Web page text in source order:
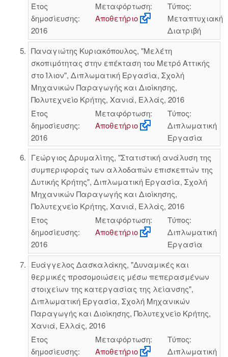
Έτος
δημοσίευσης:
2016
Μεταφόρτωση:
Αποθετήριο
Τύπος:
Μεταπτυχιακή
Διατριβή
Παναγιώτης Κυριακόπουλος, "Μελέτη
σκοπιμότητας στην επέκταση του Μετρό Αττικής
στο Ίλιον", Διπλωματική Εργασία, Σχολή
Μηχανικών Παραγωγής και Διοίκησης,
Πολυτεχνείο Κρήτης, Χανιά, Ελλάς, 2016
Έτος
δημοσίευσης:
2016
Μεταφόρτωση:
Αποθετήριο
Τύπος:
Διπλωματική
Εργασία
Γεώργιος Δρυμαλίτης, "Στατιστική ανάλυση της
συμπεριφοράς των αλλοδαπών επισκεπτών της
Δυτικής Κρήτης", Διπλωματική Εργασία, Σχολή
Μηχανικών Παραγωγής και Διοίκησης,
Πολυτεχνείο Κρήτης, Χανιά, Ελλάς, 2016
Έτος
δημοσίευσης:
2016
Μεταφόρτωση:
Αποθετήριο
Τύπος:
Διπλωματική
Εργασία
Ευάγγελος Δασκαλάκης, "Δυναμικές και
θερμικές προσομοιώσεις μέσω πεπερασμένων
στοιχείων της κατεργασίας της λείανσης",
Διπλωματική Εργασία, Σχολή Μηχανικών
Παραγωγής και Διοίκησης, Πολυτεχνείο Κρήτης,
Χανιά, Ελλάς, 2016
Έτος
δημοσίευσης:
Μεταφόρτωση:
Αποθετήριο
Τύπος:
Διπλωματική